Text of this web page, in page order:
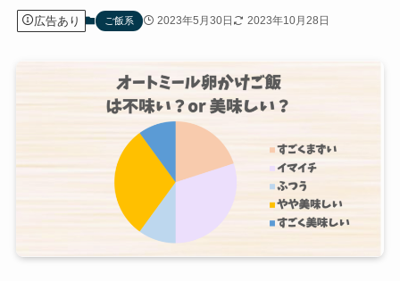
広告あり ご飯系 2023年5月30日 2023年10月28日